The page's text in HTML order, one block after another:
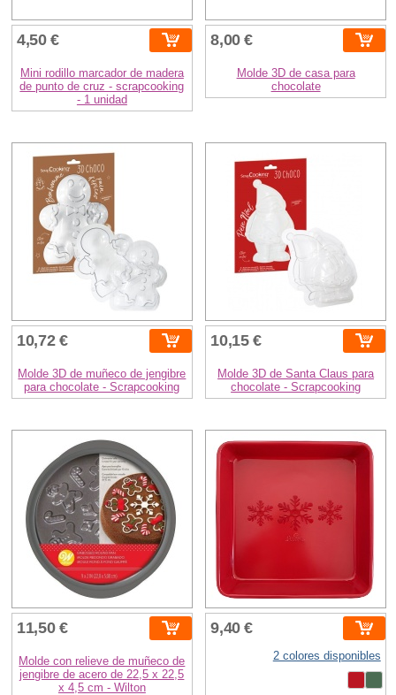
4,50 €
Mini rodillo marcador de madera
de punto de cruz - scrapcooking
- 1 unidad
8,00 €
Molde 3D de casa para
chocolate
10,72 €
Molde 3D de muñeco de jengibre
para chocolate - Scrapcooking
10,15 €
Molde 3D de Santa Claus para
chocolate - Scrapcooking
11,50 €
Molde con relieve de muñeco de
jengibre de acero de 22,5 x 22,5
x 4,5 cm - Wilton
9,40 €
2 colores disponibles